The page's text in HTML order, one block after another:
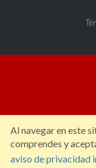
Al navegar en este
comprendes y
aviso de privacidad